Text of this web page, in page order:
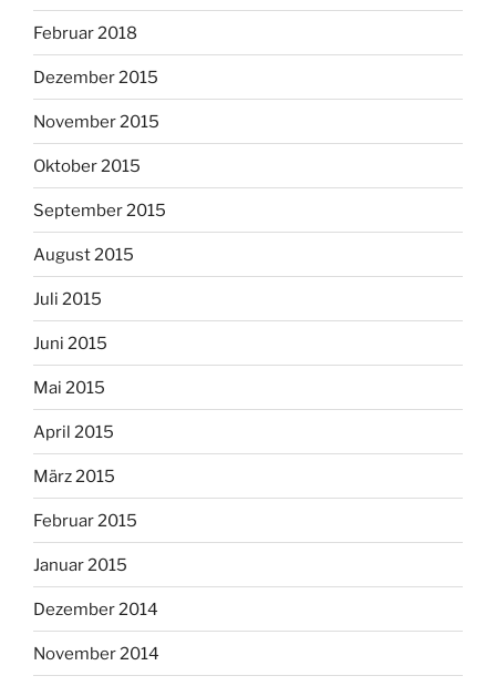
Februar 2018
Dezember 2015
November 2015
Oktober 2015
September 2015
August 2015
Juli 2015
Juni 2015
Mai 2015
April 2015
März 2015
Februar 2015
Januar 2015
Dezember 2014
November 2014